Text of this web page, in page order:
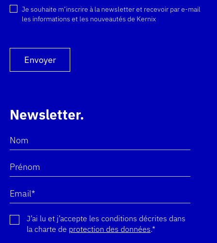
Je souhaite m’inscrire à la newsletter et recevoir par e-mail
les informations et les nouveautés de Kernix
Envoyer
Newsletter
Prénom
Nom
Email*
J’ai lu et j’accepte les conditions décrites dans
la charte de protection des données.*